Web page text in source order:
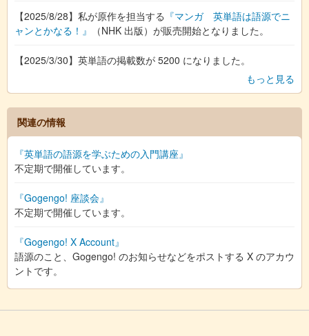
【2025/8/28】私が原作を担当する 『マンガ 英単語は語源でニ
ャンとかなる！』
（NHK 出版）が販売開始となりました。
【2025/3/30】英単語の掲載数が 5200 になりました。
もっと見る
関連の情報
『英単語の語源を学ぶための入門講座』
不定期で開催しています。
『Gogengo! 座談会』
不定期で開催しています。
『Gogengo! X Account』
語源のこと、Gogengo! のお知らせなどをポストする X のアカウ
ントです。